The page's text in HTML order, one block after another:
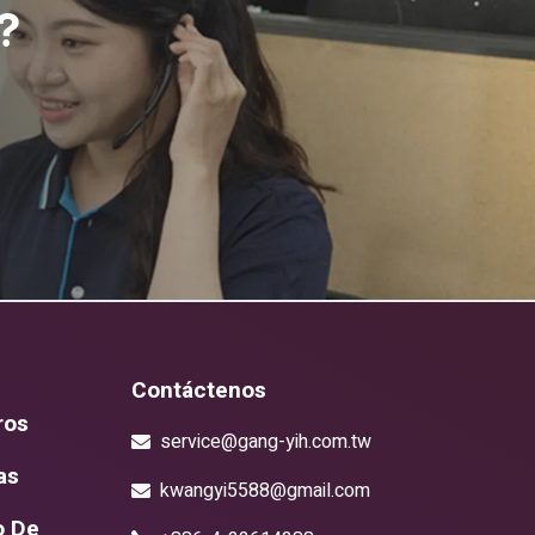
Contáctenos
service@gang-yih.com.tw
kwangyi5588@gmail.com